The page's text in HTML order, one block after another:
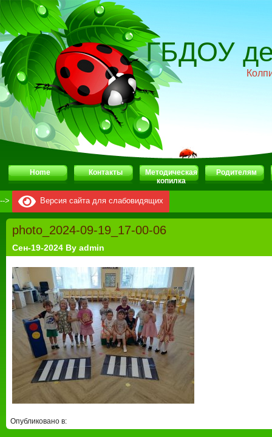
ГБДОУ
Home Контакты
Методическая
копилка
Родителям
--> Версия сайта для слабовидящих
photo_2024-09-19_17-00-06
Сен-19-2024 By admin
Опубликовано в: